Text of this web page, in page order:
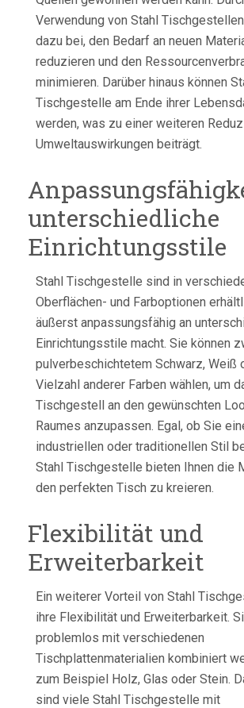
Verwendung von Stahl
dazu bei, den Bedarf an neuen
reduzieren und den
minimieren. Darüber hinaus können
Tischgestelle am Ende ihrer
werden, was zu einer weiteren
Umweltauswirkungen beiträgt.
unterschiedliche
Einrichtungsstile
Stahl Tischgestelle sind in
Oberflächen- und Farboptionen
äußerst anpassungsfähig an
Einrichtungsstile macht. Sie können
pulverbeschichtetem Schwarz, Weiß
Vielzahl anderer Farben wählen, um
Tischgestell an den gewünschten
Raumes anzupassen. Egal, ob Sie
industriellen oder traditionellen Stil
Stahl Tischgestelle bieten Ihnen die
den perfekten Tisch zu kreieren.
Flexibilität und
Erweiterbarkeit
Ein weiterer Vorteil von Stahl
ihre Flexibilität und Erweiterbarkeit.
problemlos mit verschiedenen
Tischplattenmaterialien kombiniert
zum Beispiel Holz, Glas oder Stein.
sind viele Stahl Tischgestelle mit